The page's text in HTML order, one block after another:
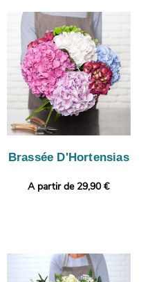
Brassée D'Hortensias
A partir de 29,90 €